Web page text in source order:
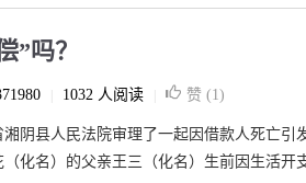
”吗？
1032 人阅读 赞 (1)
阴县人民法院审理了一起因借款人死亡引
化名）的父亲王三（化名）生前因生活开